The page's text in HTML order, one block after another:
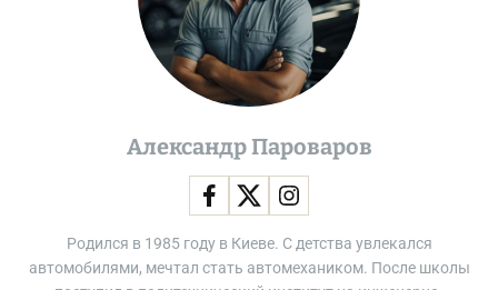
Александр Пароваров
Родился в 1985 году в Киеве. С детства увлекался
автомобилями, мечтал стать автомехаником. После школы